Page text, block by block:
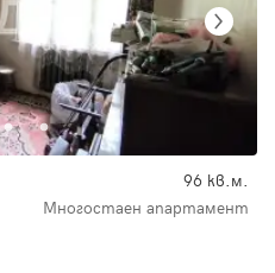
96 кв.м.
Многостаен апартамент